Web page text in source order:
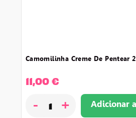
camomilinha creme de pentear
11,00 €
- + Adicionar